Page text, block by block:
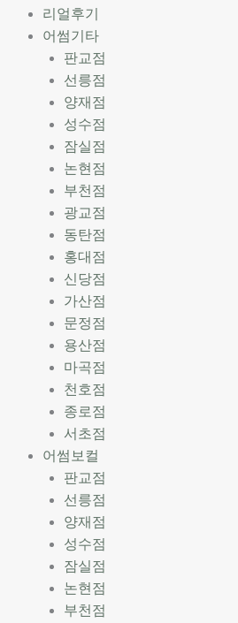
리얼후기
어썸기타
판교점
선릉점
양재점
성수점
잠실점
논현점
부천점
광교점
동탄점
홍대점
신당점
가산점
문정점
용산점
마곡점
천호점
종로점
서초점
어썸보컬
판교점
선릉점
양재점
성수점
잠실점
논현점
부천점